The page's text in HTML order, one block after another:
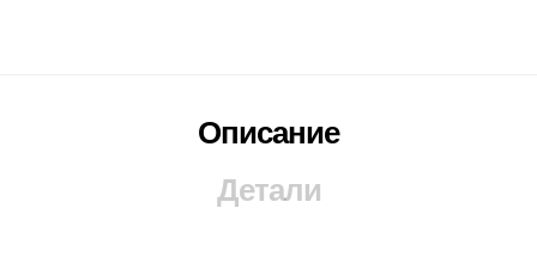
Описание
Детали